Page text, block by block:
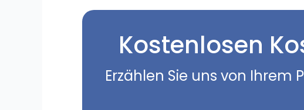
Kostenlosen
Erzählen Sie uns von